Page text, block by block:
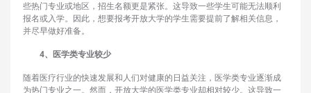
些热门专业或地区，招生名额更是紧张。这导致一些学生可能无法顺利
报名或入学。因此，想要报考开放大学的学生需要提前了解相关信息，
并尽早做好准备。
4、‌医学类专业较少‌
随着医疗行业的快速发展和人们对健康的日益关注，医学类专业逐渐成
为热门专业之一。然而，开放大学的医学类专业却相对较少。这导致一